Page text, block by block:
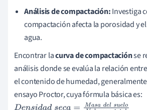
Análisis de compactación:Investiga
compactación afecta la porosidad y
agua.
Encontrar lacurva de compactaciónse
análisis donde se evalúa la relación
el contenido de humedad,
ensayo Proctor, cuya fórmula básica es: